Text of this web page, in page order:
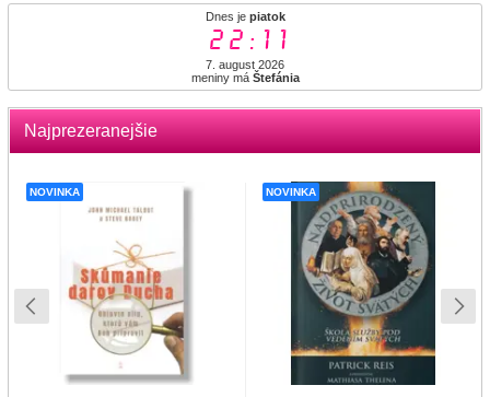
Dnes je piatok
22:11
7. august 2026
meniny má Štefánia
Najprezeranejšie
NOVINKA NOVINKA